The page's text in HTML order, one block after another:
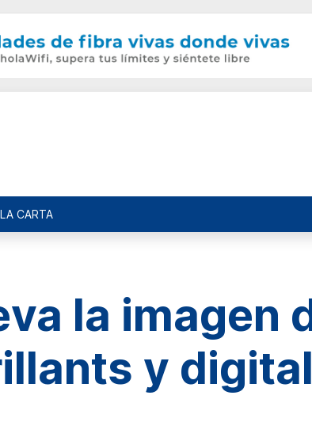
CARTA
la imagen
y